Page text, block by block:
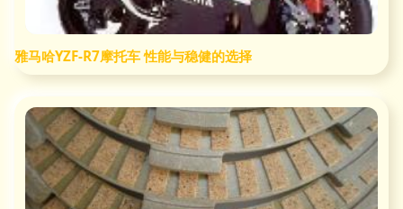
雅马哈YZF-R7摩托车 性能与稳健的选择